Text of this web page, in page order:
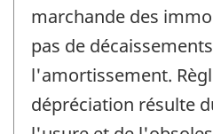
marchande des
pas de
l'amortissement.
dépréciation résulte